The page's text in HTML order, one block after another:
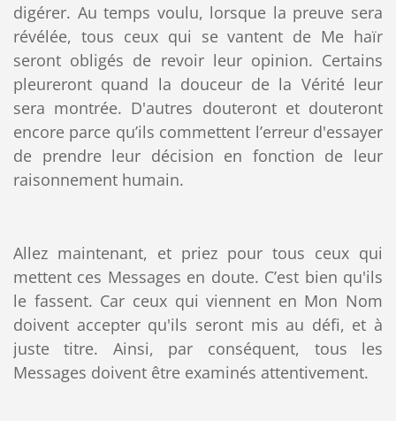
digérer. Au temps voulu, lorsque la preuve sera
révélée, tous ceux qui se vantent de Me haïr
seront obligés de revoir leur opinion. Certains
pleureront quand la douceur de la Vérité leur
sera montrée. D'autres douteront et douteront
encore parce qu’ils commettent l’erreur d'essayer
de prendre leur décision en fonction de leur
raisonnement humain.
Allez maintenant, et priez pour tous ceux qui
mettent ces Messages en doute. C’est bien qu'ils
le fassent. Car ceux qui viennent en Mon Nom
doivent accepter qu'ils seront mis au défi, et à
juste titre. Ainsi, par conséquent, tous les
Messages doivent être examinés attentivement.